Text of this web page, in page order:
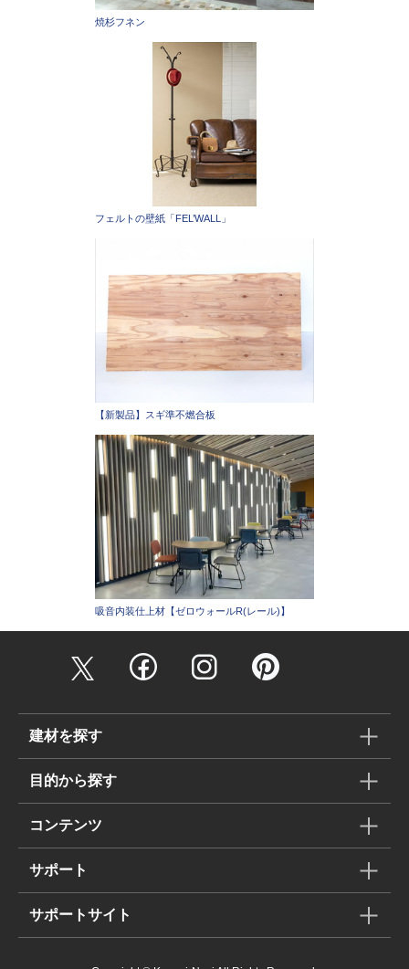
焼杉フネン
フェルトの壁紙「FEL’WALL」
【新製品】スギ準不燃合板
吸音内装仕上材【ゼロウォールR(レール)】
建材を探す
目的から探す
コンテンツ
サポート
サポートサイト